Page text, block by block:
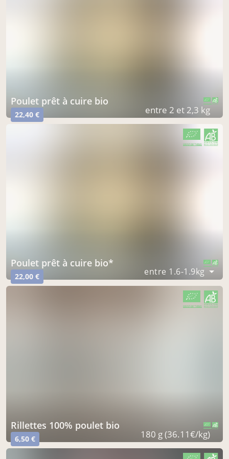
poulet prêt à cuire bio
22,40 € entre 2 et 2,3 kg
poulet prêt à cuire bio*
22,00 € entre 1.6-1.9kg
CERTIFIÉ PAR FR-BIO-01
AGRICULTURE FRANCE
rillettes 100% poulet bio
6,50 € 180 g (36.11€/kg)
CERTIFIÉ PAR FR-BIO-01
AGRICULTURE FRANCE